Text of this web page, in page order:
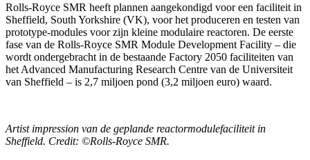
Rolls-Royce SMR heeft plannen aangekondigd voor een faciliteit in
Sheffield, South Yorkshire (VK), voor het produceren en testen van
prototype-modules voor zijn kleine modulaire reactoren. De eerste
fase van de Rolls-Royce SMR Module Development Facility – die
wordt ondergebracht in de bestaande Factory 2050 faciliteiten van
het Advanced Manufacturing Research Centre van de Universiteit
van Sheffield – is 2,7 miljoen pond (3,2 miljoen euro) waard.
Artist impression van de geplande reactormodulefaciliteit in
Sheffield. Credit: ©Rolls-Royce SMR.